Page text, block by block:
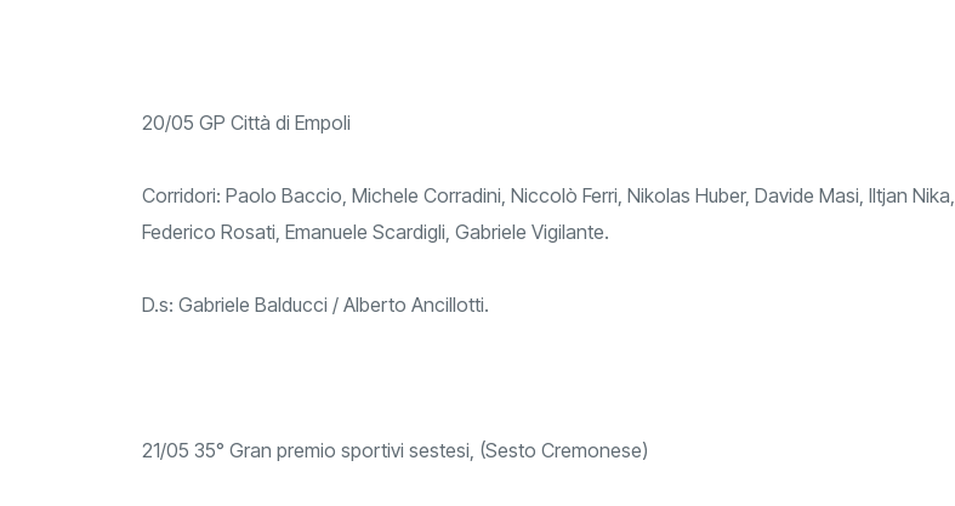
20/05 GP Città di Empoli
Corridori: Paolo Baccio, Michele Corradini, Niccolò Ferri, Nikolas Huber, Davide Masi, Iltjan Nika,
Federico Rosati, Emanuele Scardigli, Gabriele Vigilante.
D.s: Gabriele Balducci / Alberto Ancillotti.
21/05 35° Gran premio sportivi sestesi, (Sesto Cremonese)